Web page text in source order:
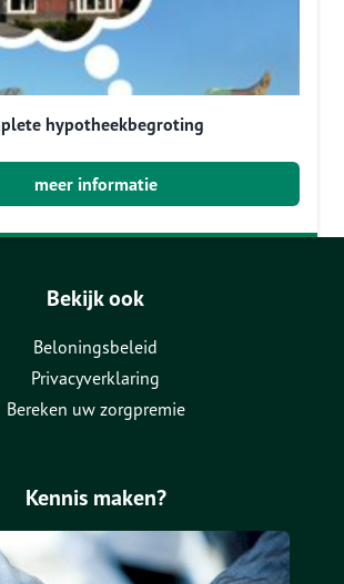
hypotheekbegroting
meer informatie
Bekijk ook
Beloningsbeleid
Privacyverklaring
Bereken uw zorgpremie
Kennis maken?